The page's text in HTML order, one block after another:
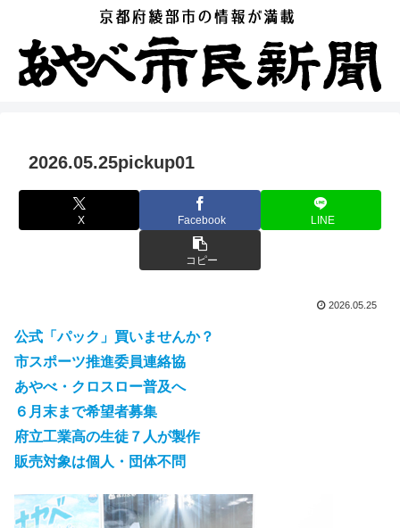
2026.05.25pickup01
X Facebook LINE
コピー
2026.05.25
公式「パック」買いませんか？
市スポーツ推進委員連絡協
あやべ・クロスロー普及へ
６月末まで希望者募集
府立工業高の生徒７人が製作
販売対象は個人・団体不問